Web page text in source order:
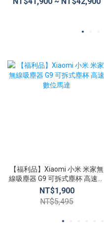
【福利品】Xiaomi 小米 米家無
線吸塵器 G9 可拆式塵杯 高速數
位馬達
NT$1,900
NT$5,495